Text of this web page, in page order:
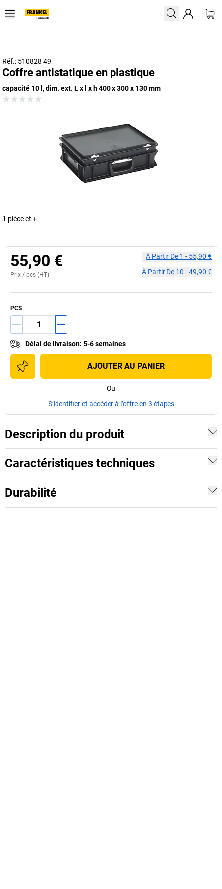
Réf.: 510828 49
Coffre antistatique en plastique
capacité 10 l, dim. ext. L x l x h 400 x 300 x 130 mm
1 pièce et +
55,90 €
Prix / pcs (HT)
À Partir De 1 - 55,90 €
À Partir De 10 -49,90 €
PCS
Délai de livraison: 5-6 semaines
AJOUTER AU PANIER
Ou
S’identifier et accéder à l’offre en 3 étapes
Description du produit
Caractéristiques techniques
Durabilité